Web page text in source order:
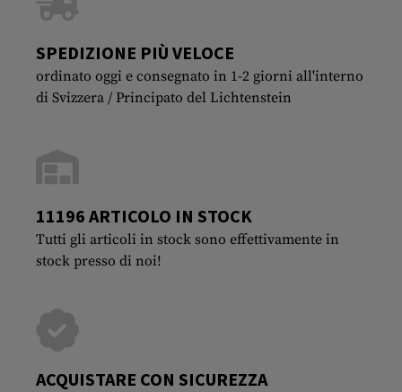
SPEDIZIONE PIÙ VELOCE
ordinato oggi e consegnato in 1-2 giorni all'interno
di Svizzera / Principato del Lichtenstein
11196 ARTICOLO IN STOCK
Tutti gli articoli in stock sono effettivamente in
stock presso di noi!
ACQUISTARE CON SICUREZZA